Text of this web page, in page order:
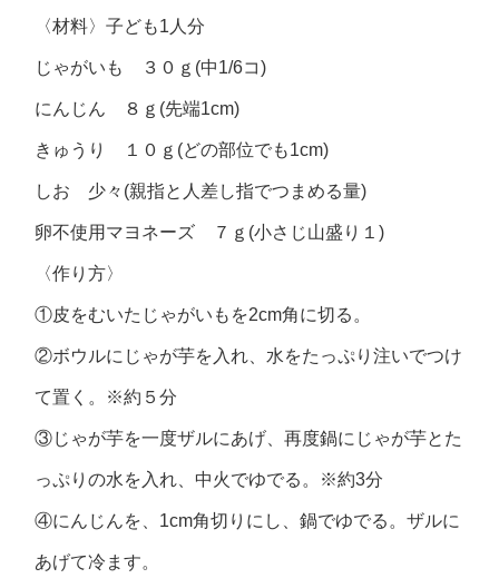
〈材料〉子ども1人分
じゃがいも ３０ｇ(中1/6コ)
にんじん ８ｇ(先端1cm)
きゅうり １０ｇ(どの部位でも1cm)
しお 少々(親指と人差し指でつまめる量)
卵不使用マヨネーズ ７ｇ(小さじ山盛り１)
〈作り方〉
①皮をむいたじゃがいもを2cm角に切る。
②ボウルにじゃが芋を入れ、水をたっぷり注いでつけ
て置く。※約５分
③じゃが芋を一度ザルにあげ、再度鍋にじゃが芋とた
っぷりの水を入れ、中火でゆでる。※約3分
④にんじんを、1cm角切りにし、鍋でゆでる。ザルに
あげて冷ます。